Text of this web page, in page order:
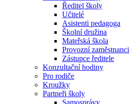
Ředitel školy
Učitelé
Asistenti pedagoga
Školní družina
Mateřská škola
Provozní zaměstnanci
Zástupce ředitele
Konzultační hodiny
Pro rodiče
Kroužky
Partneři školy
Samosprávy